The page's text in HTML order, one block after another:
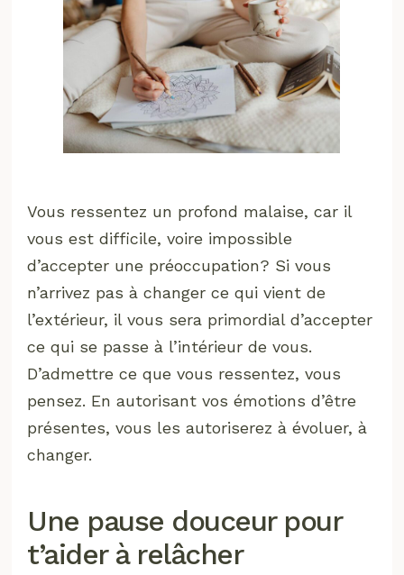
Vous ressentez un profond malaise, car il
vous est difficile, voire impossible
d’accepter une préoccupation? Si vous
n’arrivez pas à changer ce qui vient de
l’extérieur, il vous sera primordial d’accepter
ce qui se passe à l’intérieur de vous.
D’admettre ce que vous ressentez, vous
pensez. En autorisant vos émotions d’être
présentes, vous les autoriserez à évoluer, à
changer.
Une pause douceur pour
t’aider à relâcher